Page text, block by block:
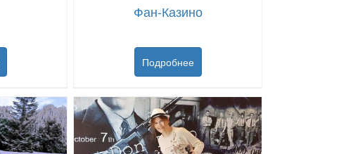
Фан-Казино
Подробнее